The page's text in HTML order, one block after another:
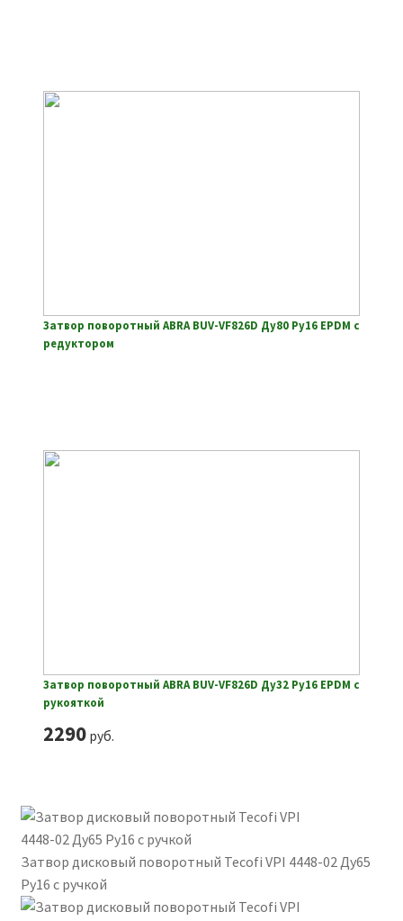
Затвор поворотный ABRA BUV-VF826D Ду80 Ру16 EPDM с
редуктором
Затвор поворотный ABRA BUV-VF826D Ду32 Ру16 EPDM с
рукояткой
2290руб.
Затвор дисковый поворотный Tecofi VPI 4448-02 Ду65
Ру16 с ручкой